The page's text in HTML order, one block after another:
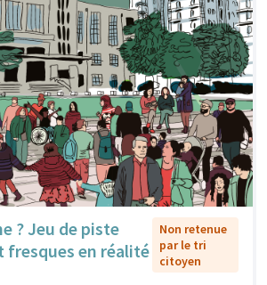
? Jeu de piste
fresques en réalité
Non retenue
par le tri
citoyen